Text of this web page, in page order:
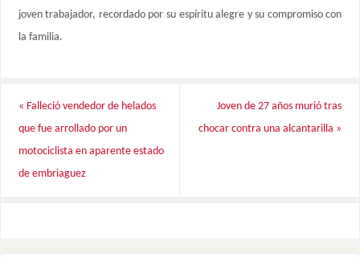
joven trabajador, recordado por su espíritu alegre y su compromiso con
la familia.
« Falleció vendedor de helados
que fue arrollado por un
motociclista en aparente estado
de embriaguez
Joven de 27 años murió tras
chocar contra una alcantarilla »